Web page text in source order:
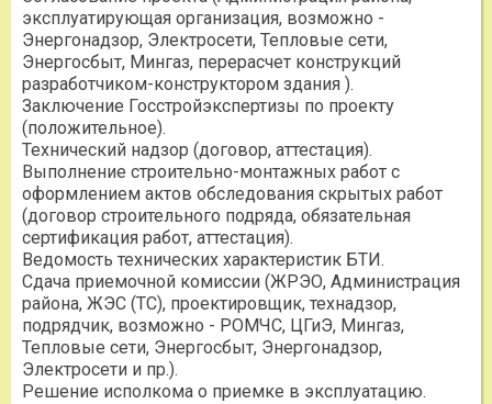
эксплуатирующая организация, возможно -
Энергонадзор, Электросети, Тепловые сети,
Энергосбыт, Мингаз, перерасчет конструкций
разработчиком-конструктором здания ).
Заключение Госстройэкспертизы по проекту
(положительное).
Технический надзор (договор, аттестация).
Выполнение строительно-монтажных работ с
оформлением актов обследования скрытых работ
(договор строительного подряда, обязательная
сертификация работ, аттестация).
Ведомость технических характеристик БТИ.
Сдача приемочной комиссии (ЖРЭО, Администрация
района, ЖЭС (ТС), проектировщик, технадзор,
подрядчик, возможно - РОМЧС, ЦГиЭ, Мингаз,
Тепловые сети, Энергосбыт, Энергонадзор,
Электросети и пр.).
Решение исполкома о приемке в эксплуатацию.